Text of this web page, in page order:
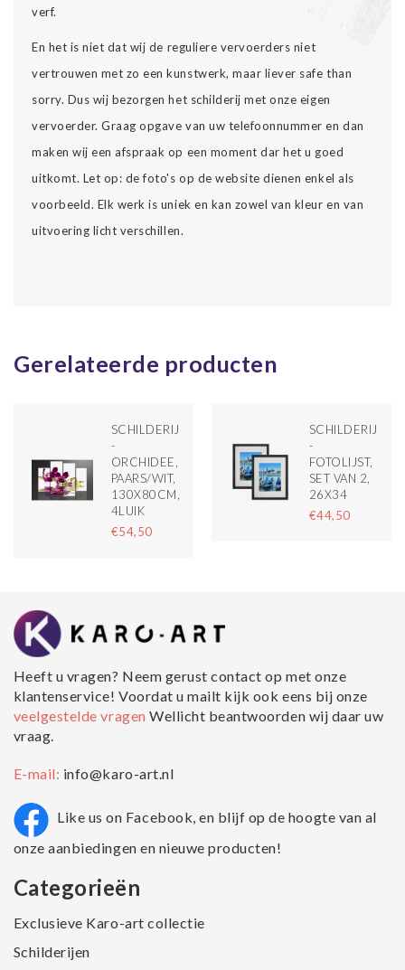
verf.
En het is niet dat wij de reguliere vervoerders niet
vertrouwen met zo een kunstwerk, maar liever safe than
sorry. Dus wij bezorgen het schilderij met onze eigen
vervoerder. Graag opgave van uw telefoonnummer en dan
maken wij een afspraak op een moment dar het u goed
uitkomt. Let op: de foto's op de website dienen enkel als
voorbeeld. Elk werk is uniek en kan zowel van kleur en van
uitvoering licht verschillen.
Gerelateerde producten
SCHILDERIJ
-
ORCHIDEE,
PAARS/WIT,
130X80CM,
4LUIK
€54,50
SCHILDERIJ
-
FOTOLIJST,
SET VAN 2,
26X34
€44,50
Heeft u vragen? Neem gerust contact op met onze
klantenservice! Voordat u mailt kijk ook eens bij onze
veelgestelde vragenWellicht beantwoorden wij daar uw
vraag.
E-mail: info@karo-art.nl
Like us on Facebook, en blijf op de hoogte van al
onze aanbiedingen en nieuwe producten!
Categorieën
Exclusieve Karo-art collectie
Schilderijen